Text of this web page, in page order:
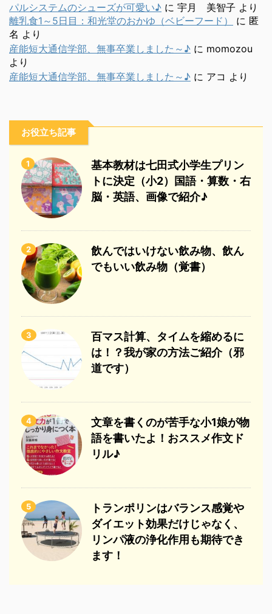
パルシステムのシューズが可愛い♪ に 宇月 美智子 より
離乳食1～5日目：和光堂のおかゆ（ベビーフード）
に 匿
名 より
産能短大通信学部、無事卒業しました～♪ に momozou
より
産能短大通信学部、無事卒業しました～♪ に アコ より
お役立ち記事
1
基本教材は七田式小学生プリン
トに決定（小2）国語・算数・右
脳・英語、画像で紹介♪
2
飲んではいけない飲み物、飲ん
でもいい飲み物（覚書）
3
百マス計算、タイムを縮めるに
は！？我が家の方法ご紹介（邪
道です）
4
文章を書くのが苦手な小1娘が物
語を書いたよ！おススメ作文ド
リル♪
5
トランポリンはバランス感覚や
ダイエット効果だけじゃなく、
リンパ液の浄化作用も期待でき
ます！